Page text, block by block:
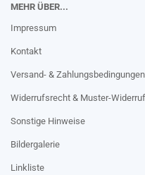
MEHR ÜBER...
Impressum
Kontakt
Versand- & Zahlungsbedingungen
Widerrufsrecht & Muster-
Sonstige Hinweise
Bildergalerie
Linkliste